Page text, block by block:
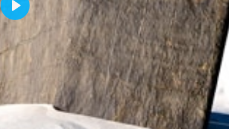
Play